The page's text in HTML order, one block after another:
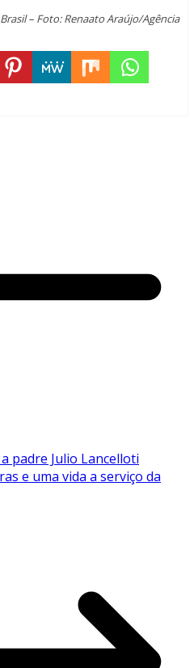
– Foto: Renaato Araújo/Agência
padre Julio Lancelloti
e uma vida a serviço da